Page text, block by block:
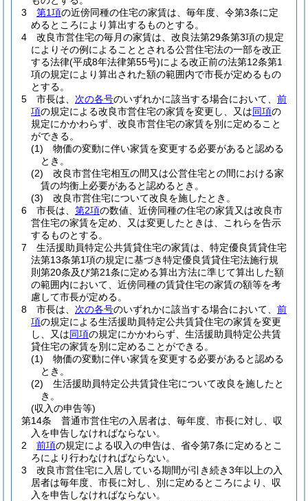
3
第1項の近傍同種の住宅の家賃は、毎年度、令第3条に定
めるところにより算出するものとする。
4
改良市営住宅の毎月の家賃は、改良法第29条第3項の規定
によりその例によることとされる公営住宅法の一部を改正
する法律(平成8年法律第55号)による改正前の法第12条第1
項の規定により算出された額の範囲内で市長が定めるもの
とする。
5
市長は、 次の各号のいずれかに該当する場合において、 前
項の規定による改良市営住宅の家賃を変更し、又は同項の
規定にかかわらず、改良市営住宅の家賃を別に定めること
ができる。
(1)
物価の変動に伴い家賃を変更する必要があると認める
とき。
(2)
改良市営住宅相互の間又は公営住宅との間における家
賃の均衡上必要があると認めるとき。
(3)
改良市営住宅について改良を施したとき。
6
市長は、 第2項の数値、近傍同種の住宅の家賃又は改良市
営住宅の家賃を定め、又は変更したときは、これらを告示
するものとする。
7
生活援助員特定公共賃貸住宅の家賃は、特定優良賃貸住宅
法第13条第1項の規定に基づき特定優良賃貸住宅法施行規
則第20条及び第21条に定める算出方法に準じて算出した額
の範囲内において、近傍同種の賃貸住宅の家賃の額等を考
慮して市長が定める。
8
市長は、 次の各号のいずれかに該当する場合において、 前
項の規定による生活援助員特定公共賃貸住宅の家賃を変更
し、又は同項の規定にかかわらず、生活援助員特定公共賃
貸住宅の家賃を別に定めることができる。
(1)
物価の変動に伴い家賃を変更する必要があると認める
とき。
(2)
生活援助員特定公共賃貸住宅について改良を施したと
き。
(収入の申告等)
第14条
普通市営住宅の入居者は、毎年度、市長に対し、収
入を申告しなければならない。
2
前項の規定による収入の申告は、省令第7条に定めるとこ
ろにより行わなければならない。
3
改良市営住宅に入居している期間が引き続き3年以上の入
居者は毎年度、市長に対し、別に定めるところにより、収
入を申告しなければならない。